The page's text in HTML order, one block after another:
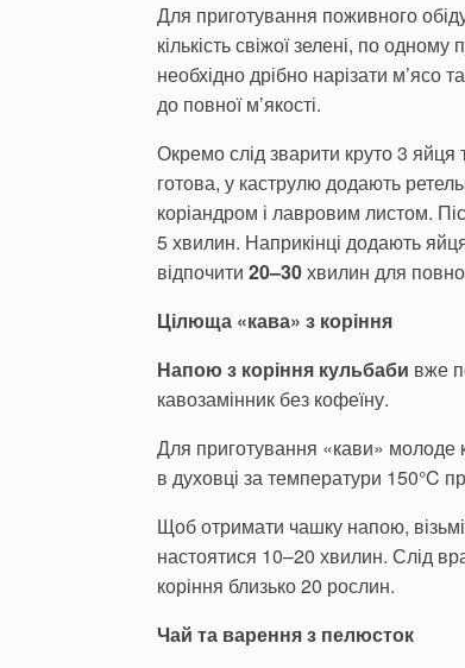
Для приготування поживного
кількість свіжої зелені, по
необхідно дрібно нарізати м’ясо
до повної м’якості.
Окремо слід зварити круто 3
готова, у каструлю додають
коріандром і лавровим листом.
5 хвилин. Наприкінці додають
відпочити 20–30хвилин для
Цілюща «кава» з коріння
Напою з коріння кульбаби вже
кавозамінник без кофеїну.
Для приготування «кави» молоде
в духовці за температури 150°C
Щоб отримати чашку напою,
настоятися 10–20 хвилин. Слід
коріння близько 20 рослин.
Чай та варення з пелюсток